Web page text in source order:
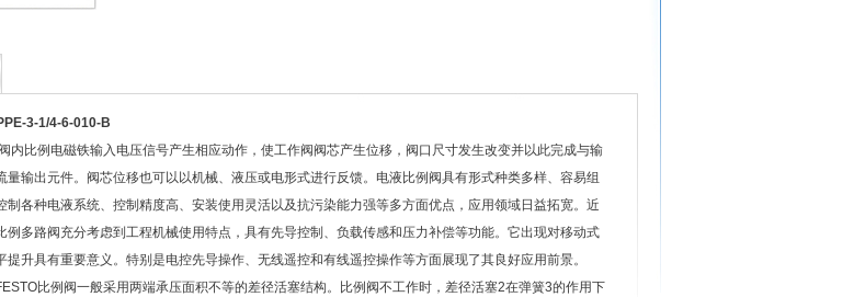
3-1/4-6-010-B
内比例电磁铁输入电压信号产生相应动作，使工作阀阀芯产生位移，阀口尺寸发生改变并以此完成与输
量输出元件。阀芯位移也可以以机械、液压或电形式进行反馈。电液比例阀具有形式种类多样、容易组
制各种电液系统、控制精度高、安装使用灵活以及抗污染能力强等多方面优点，应用领域日益拓宽。近
例多路阀充分考虑到工程机械使用特点，具有先导控制、负载传感和压力补偿等功能。它出现对移动式
提升具有重要意义。特别是电控先导操作、无线遥控和有线遥控操作等方面展现了其良好应用前景。
比例阀一般采用两端承压面积不等的差径活塞结构。比例阀不工作时，差径活塞2在弹簧3的作用下